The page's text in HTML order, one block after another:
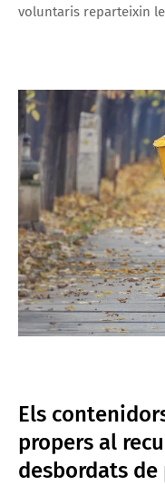
voluntaris reparteixin
Els
propers al
desbordats